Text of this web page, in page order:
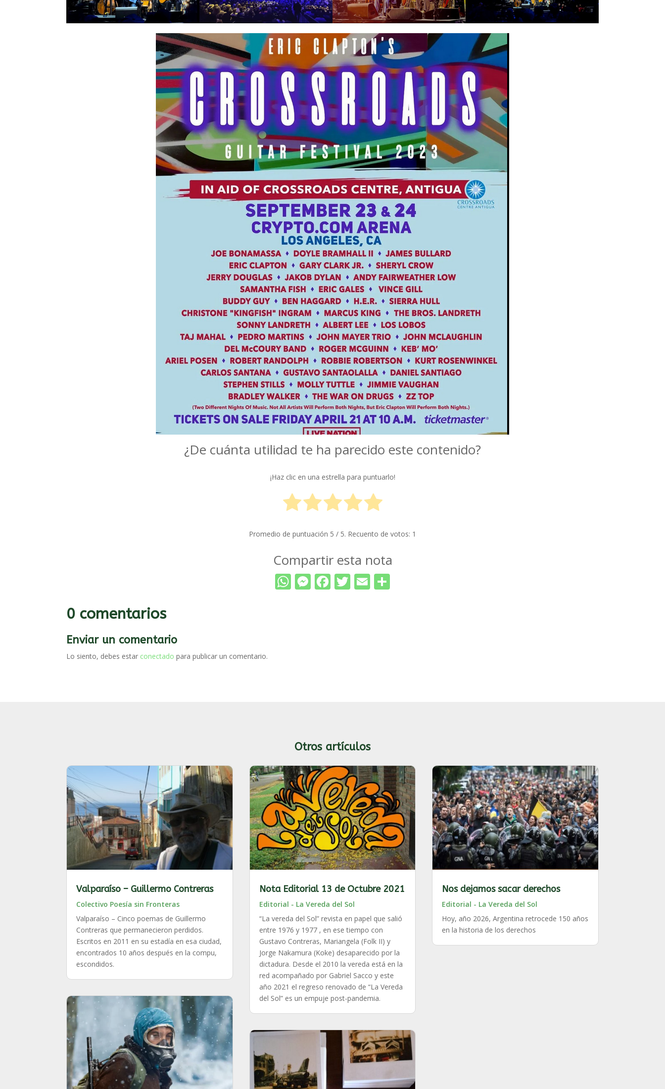
¿De cuánta utilidad te ha parecido este contenido?
¡Haz clic en una estrella para puntuarlo!
Promedio de puntuación 5 / 5. Recuento de votos: 1
Compartir esta nota
WhatsApp
Messenger
Facebook
Twitter
Email
0 comentarios
Enviar un comentario
Lo siento, debes estar conectado para publicar un comentario.
Otros artículos
Valparaíso – Guillermo Contreras
Colectivo Poesía sin Fronteras
Valparaíso – Cinco poemas de Guillermo
Contreras que permanecieron perdidos.
Escritos en 2011 en su estadía en esa ciudad,
encontrados 10 años después en la compu,
escondidos.
Nota Editorial 13 de Octubre 2021
Editorial - La Vereda del Sol
“La vereda del Sol” revista en papel que salió
entre 1976 y 1977 , en ese tiempo con
Gustavo Contreras, Mariangela (Folk II) y
Jorge Nakamura (Koke) desaparecido por la
dictadura. Desde el 2010 la vereda está en la
red acompañado por Gabriel Sacco y este
año 2021 el regreso renovado de “La Vereda
del Sol” es un empuje post-pandemia.
Nos dejamos sacar derechos
Editorial - La Vereda del Sol
Hoy, año 2026, Argentina retrocede 150 años
en la historia de los derechos